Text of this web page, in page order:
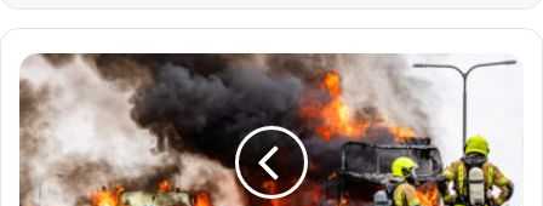
Vrachtwagen
en
werkbus
verwoest
door
brand